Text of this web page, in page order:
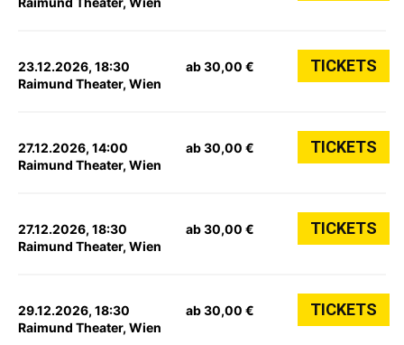
23.12.2026, 18:30
Raimund Theater, Wien
ab 30,00 € TICKETS
27.12.2026, 14:00
Raimund Theater, Wien
ab 30,00 € TICKETS
27.12.2026, 18:30
Raimund Theater, Wien
ab 30,00 € TICKETS
29.12.2026, 18:30
Raimund Theater, Wien
ab 30,00 € TICKETS